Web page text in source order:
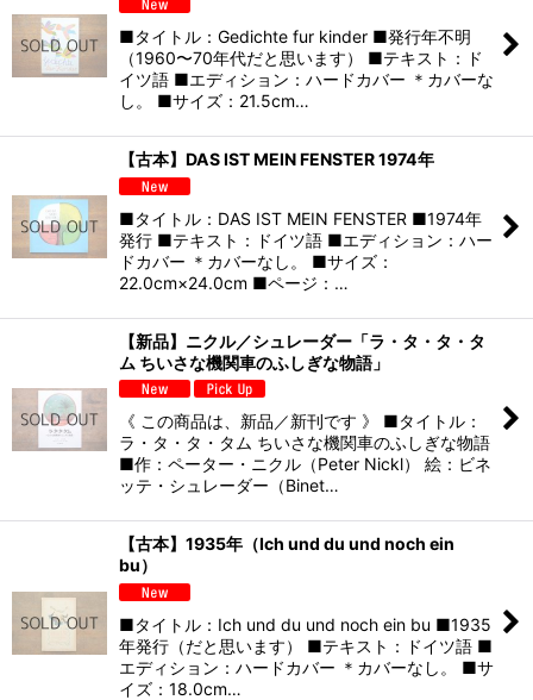
■タイトル：Gedichte fur kinder ■発行年不明
（1960〜70年代だと思います） ■テキスト：ド
イツ語 ■エディション：ハードカバー ＊カバーな
し。 ■サイズ：21.5cm…
【古本】DAS IST MEIN FENSTER 1974年
■タイトル：DAS IST MEIN FENSTER ■1974年
発行 ■テキスト：ドイツ語 ■エディション：ハー
ドカバー ＊カバーなし。 ■サイズ：
22.0cm×24.0cm ■ページ：…
【新品】ニクル／シュレーダー「ラ・タ・タ・タ
ム ちいさな機関車のふしぎな物語」
《 この商品は、新品／新刊です 》 ■タイトル：
ラ・タ・タ・タム ちいさな機関車のふしぎな物語
■作：ペーター・ニクル（Peter Nickl） 絵：ビネ
ッテ・シュレーダー（Binet…
【古本】1935年（Ich und du und noch ein
bu）
■タイトル：Ich und du und noch ein bu ■1935
年発行（だと思います） ■テキスト：ドイツ語 ■
エディション：ハードカバー ＊カバーなし。 ■サ
イズ：18.0cm…